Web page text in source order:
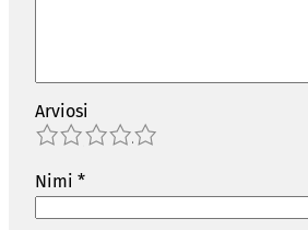
Arviosi
4
3
2
1
Nimi *